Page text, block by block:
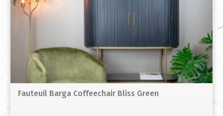
Fauteuil Barga Coffeechair Bliss Green